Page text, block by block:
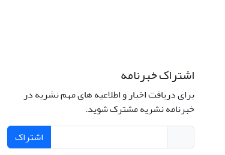
اشتراک خبرنامه
برای دریافت اخبار و اطلاعیه های مهم نشریه در
خبرنامه نشریه مشترک شوید.
اشتراک